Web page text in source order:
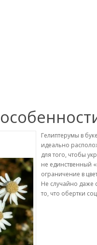
Гелиптерумы в
идеально
для того, чтобы
не единственный
ограничение в
Не случайно даже
то, что обертки